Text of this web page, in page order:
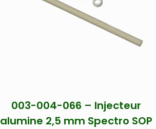
003-004-066 – Injecteur
alumine 2,5 mm Spectro SOP